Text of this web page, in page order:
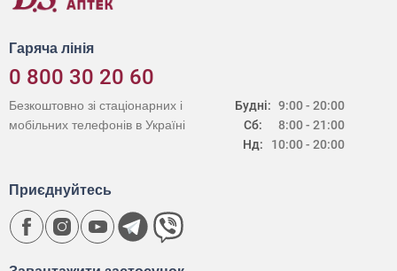
Гаряча лінія
0 800 30 20 60
Будні:
Сб:
Нд:
9:00 - 20:00
8:00 - 21:00
10:00 - 20:00
Безкоштовно зі стаціонарних і
мобільних телефонів в Україні
Приєднуйтесь